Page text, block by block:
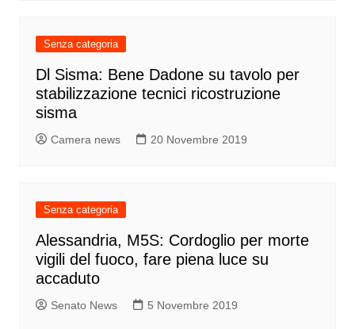
Senza categoria
Dl Sisma: Bene Dadone su tavolo per
stabilizzazione tecnici ricostruzione
sisma
Camera news 20 Novembre 2019
Senza categoria
Alessandria, M5S: Cordoglio per morte
vigili del fuoco, fare piena luce su
accaduto
Senato News 5 Novembre 2019